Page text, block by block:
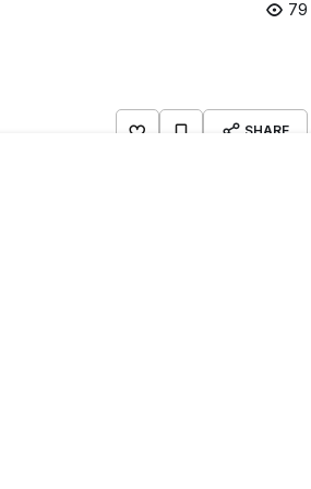
79
SHARE
heyecan dolu